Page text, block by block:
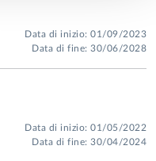
Data di inizio: 01/09/2023
Data di fine: 30/06/2028
Data di inizio: 01/05/2022
Data di fine: 30/04/2024